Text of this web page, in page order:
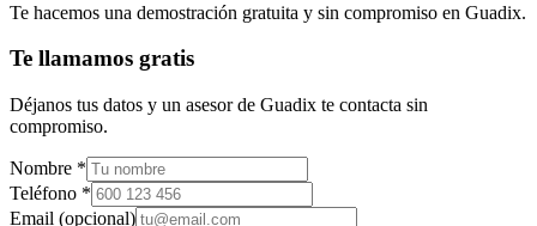
Te hacemos una demostración gratuita y sin compromiso en Guadix.
Te llamamos gratis
Déjanos tus datos y un asesor de Guadix te contacta sin
compromiso.
Nombre *
Teléfono *
Email (opcional)